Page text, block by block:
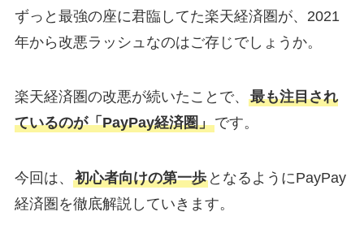
ずっと最強の座に君臨してた楽天経済圏が、2021
年から改悪ラッシュなのはご存じでしょうか。
楽天経済圏の改悪が続いたことで、 最も注目され
ているのが「PayPay経済圏」です。
今回は、 初心者向けの第一歩となるようにPayPay
経済圏を徹底解説していきます。